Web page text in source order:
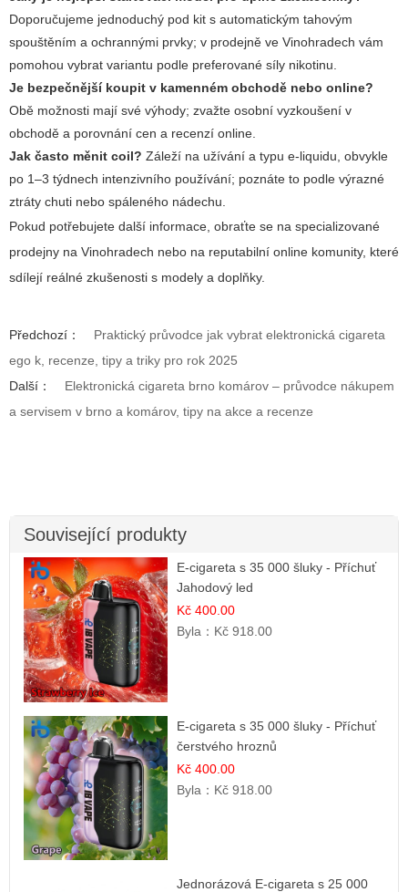
Doporučujeme jednoduchý pod kit s automatickým tahovým
spouštěním a ochrannými prvky; v prodejně ve Vinohradech vám
pomohou vybrat variantu podle preferované síly nikotinu.
Je bezpečnější koupit v kamenném obchodě nebo online?
Obě možnosti mají své výhody; zvažte osobní vyzkoušení v
obchodě a porovnání cen a recenzí online.
Jak často měnit coil? Záleží na užívání a typu e-liquidu, obvykle
po 1–3 týdnech intenzivního používání; poznáte to podle výrazné
ztráty chuti nebo spáleného nádechu.
Pokud potřebujete další informace, obraťte se na specializované
prodejny na Vinohradech nebo na reputabilní online komunity, které
sdílejí reálné zkušenosti s modely a doplňky.
Předchozí：
Praktický průvodce jak vybrat elektronická cigareta
ego k, recenze, tipy a triky pro rok 2025
Další：
Elektronická cigareta brno komárov – průvodce nákupem
a servisem v brno a komárov, tipy na akce a recenze
Související produkty
E-cigareta s 35 000 šluky - Příchuť
Jahodový led
Kč 400.00
Byla： Kč 918.00
E-cigareta s 35 000 šluky - Příchuť
čerstvého hroznů
Kč 400.00
Byla： Kč 918.00
Jednorázová E-cigareta s 25 000